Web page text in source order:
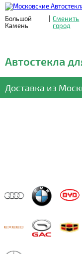
Большой
Камень
| Сменить
город
Автостекла
Доставка из